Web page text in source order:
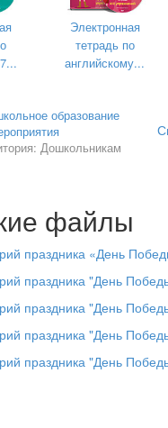
пришла к нам Победа,
народ ожидал,
радостным стал!
салют Победы,
мир согрет.
и дедам…
Электронная
тетрадь по
английскому...
образование
Дошкольникам
файлы
праздника «День
праздника "День
праздника "День
праздника "День
праздника "День